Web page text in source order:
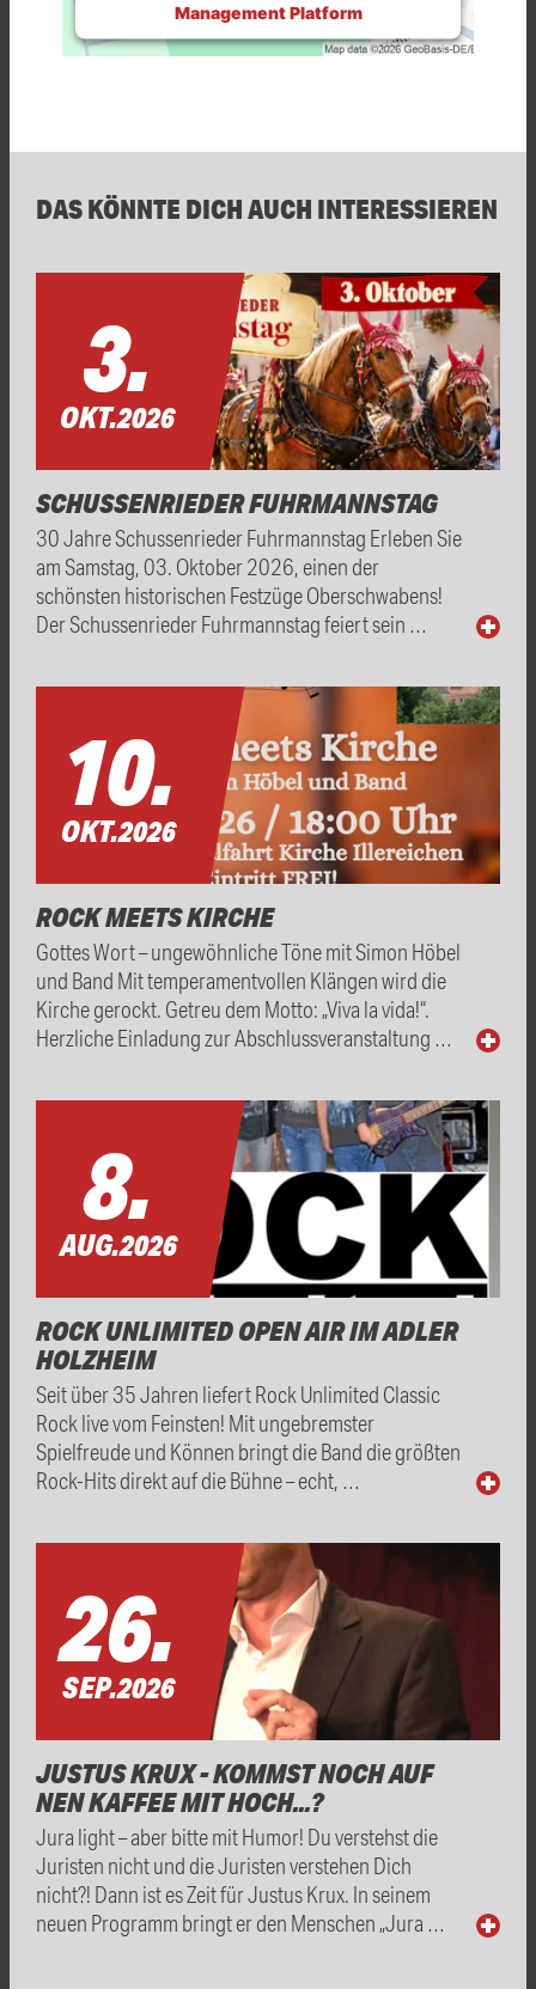
Management Platform
DAS KÖNNTE DICH AUCH INTERESSIEREN
3.
OKT.2026
SCHUSSENRIEDER FUHRMANNSTAG
30 Jahre Schussenrieder Fuhrmannstag Erleben Sie
am Samstag, 03. Oktober 2026, einen der
schönsten historischen Festzüge Oberschwabens!
Der Schussenrieder Fuhrmannstag feiert sein …
10.
OKT.2026
ROCK MEETS KIRCHE
Gottes Wort – ungewöhnliche Töne mit Simon Höbel
und Band Mit temperamentvollen Klängen wird die
Kirche gerockt. Getreu dem Motto: „Viva la vida!“.
Herzliche Einladung zur Abschlussveranstaltung …
8.
AUG.2026
ROCK UNLIMITED OPEN AIR IM ADLER
HOLZHEIM
Seit über 35 Jahren liefert Rock Unlimited Classic
Rock live vom Feinsten! Mit ungebremster
Spielfreude und Können bringt die Band die größten
Rock-Hits direkt auf die Bühne – echt, …
26.
SEP.2026
JUSTUS KRUX - KOMMST NOCH AUF
NEN KAFFEE MIT HOCH...?
Jura light – aber bitte mit Humor! Du verstehst die
Juristen nicht und die Juristen verstehen Dich
nicht?! Dann ist es Zeit für Justus Krux. In seinem
neuen Programm bringt er den Menschen „Jura …